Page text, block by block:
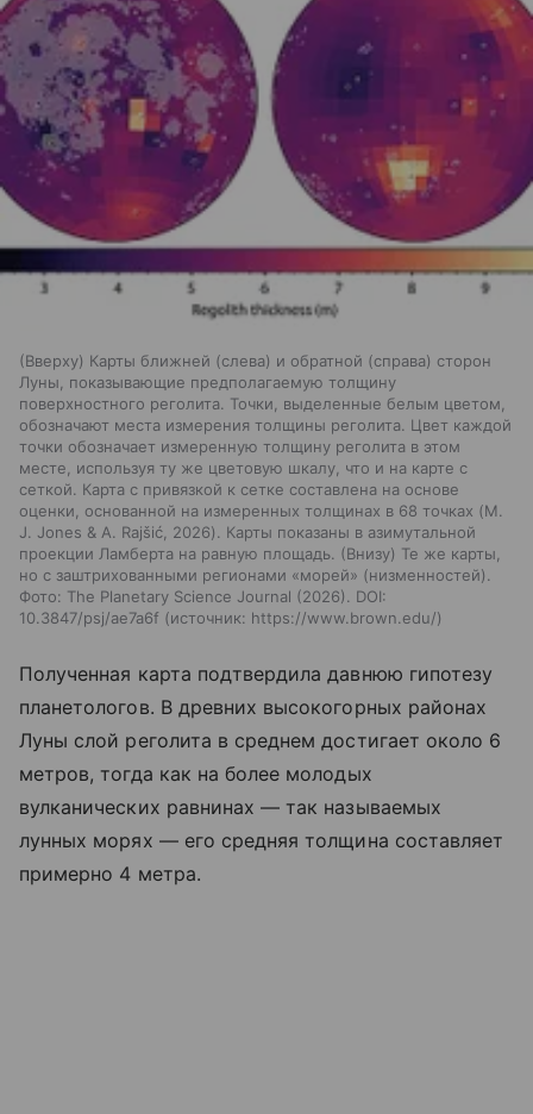
(Вверху) Карты ближней (слева) и обратной (справа) сторон
Луны, показывающие предполагаемую толщину
поверхностного реголита. Точки, выделенные белым цветом,
обозначают места измерения толщины реголита. Цвет каждой
точки обозначает измеренную толщину реголита в этом
месте, используя ту же цветовую шкалу, что и на карте с
сеткой. Карта с привязкой к сетке составлена на основе
оценки, основанной на измеренных толщинах в 68 точках (M.
J. Jones & A. Rajšić, 2026). Карты показаны в азимутальной
проекции Ламберта на равную площадь. (Внизу) Те же карты,
но с заштрихованными регионами «морей» (низменностей).
Фото: The Planetary Science Journal (2026). DOI:
10.3847/psj/ae7a6f
источник: https://www.brown.edu/
Полученная карта подтвердила давнюю гипотезу
планетологов. В древних высокогорных районах
Луны слой реголита в среднем достигает около 6
метров, тогда как на более молодых
вулканических равнинах — так называемых
лунных морях — его средняя толщина составляет
примерно 4 метра.